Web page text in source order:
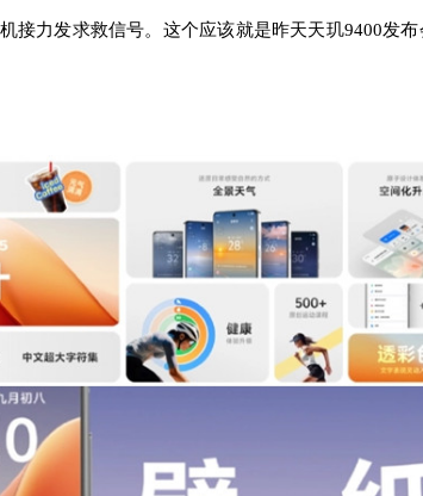
接力发求救信号。 这个应该就是昨天天玑9400发布